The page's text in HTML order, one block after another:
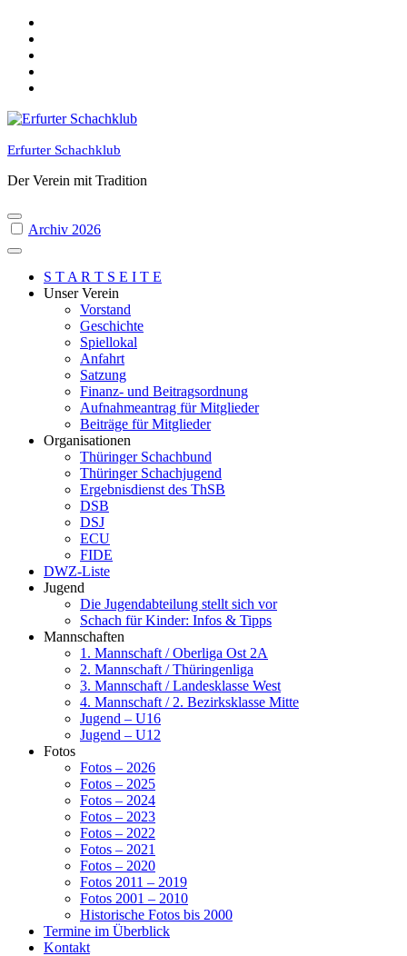
Skip
content
Erfurter Schachklub
Der Verein mit Tradition
Archiv 2026
S T A R T S E I T E
Unser Verein
Vorstand
Geschichte
Spiellokal
Anfahrt
Satzung
Finanz- und Beitragsordnung
Aufnahmeantrag für Mitglieder
Beiträge für Mitglieder
Organisationen
Thüringer Schachbund
Thüringer Schachjugend
Ergebnisdienst des ThSB
DSB
DSJ
ECU
FIDE
DWZ-Liste
Jugend
Die Jugendabteilung stellt sich vor
Schach für Kinder: Infos & Tipps
Mannschaften
1. Mannschaft / Oberliga Ost 2A
2. Mannschaft / Thüringenliga
3. Mannschaft / Landesklasse West
4. Mannschaft / 2. Bezirksklasse Mitte
Jugend – U16
Jugend – U12
Fotos
Fotos – 2026
Fotos – 2025
Fotos – 2024
Fotos – 2023
Fotos – 2022
Fotos – 2021
Fotos – 2020
Fotos 2011 – 2019
Fotos 2001 – 2010
Historische Fotos bis 2000
Termine im Überblick
Kontakt